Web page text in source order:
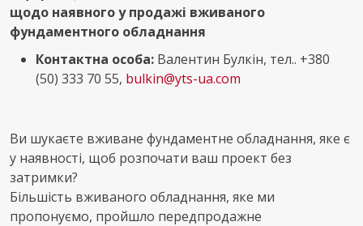
щодо наявного у продажі вживаного
фундаментного обладнання
Контактна особа: Валентин Булкін, тел.. +380
(50) 333 70 55, bulkin@yts-ua.com
Ви шукаєте вживане фундаментне обладнання, яке є
у наявності, щоб розпочати ваш проект без
затримки?
Більшість вживаного обладнання, яке ми
пропонуємо, пройшло передпродажне